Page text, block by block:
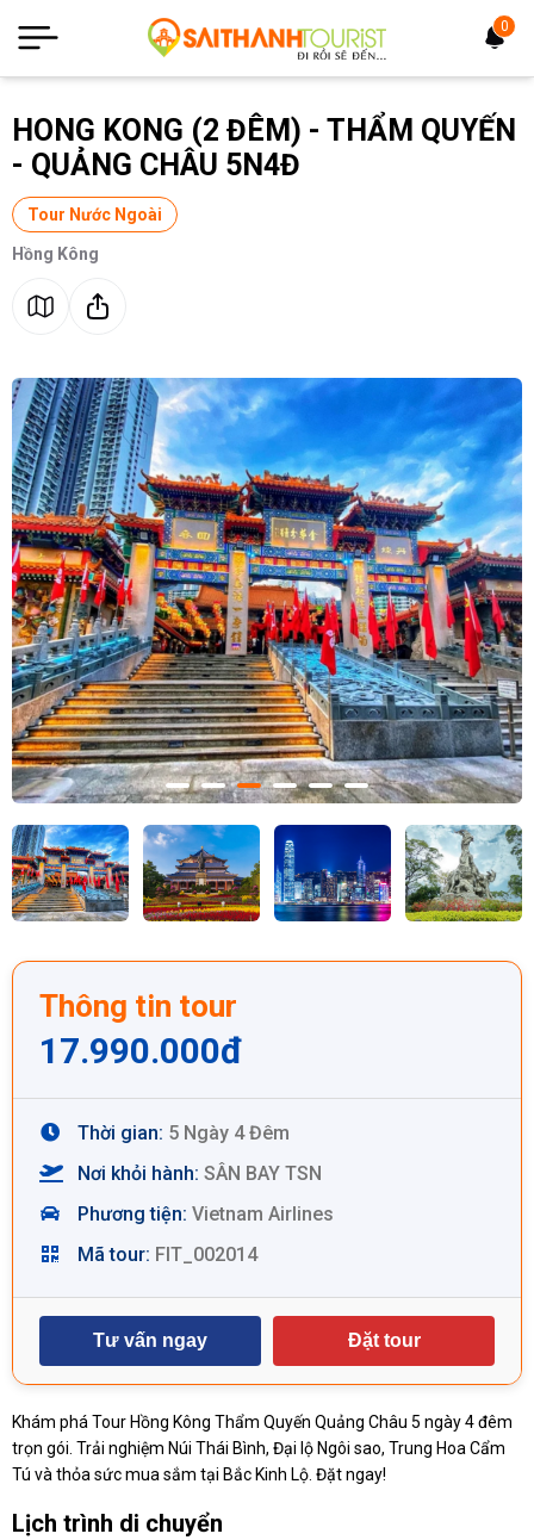
0
HONG KONG (2 ĐÊM) - THẨM QUYẾN
- QUẢNG CHÂU 5N4Đ
Tour Nước Ngoài
Hồng Kông
Thông tin tour
17.990.000đ
Thời gian: 5 Ngày 4 Đêm
Nơi khỏi hành: SÂN BAY TSN
Phương tiện: Vietnam Airlines
Mã tour: FIT_002014
Tư vấn ngay Đặt tour
Khám phá Tour Hồng Kông Thẩm Quyến Quảng Châu 5 ngày 4 đêm
trọn gói. Trải nghiệm Núi Thái Bình, Đại lộ Ngôi sao, Trung Hoa Cẩm
Tú và thỏa sức mua sắm tại Bắc Kinh Lộ. Đặt ngay!
Lịch trình di chuyển